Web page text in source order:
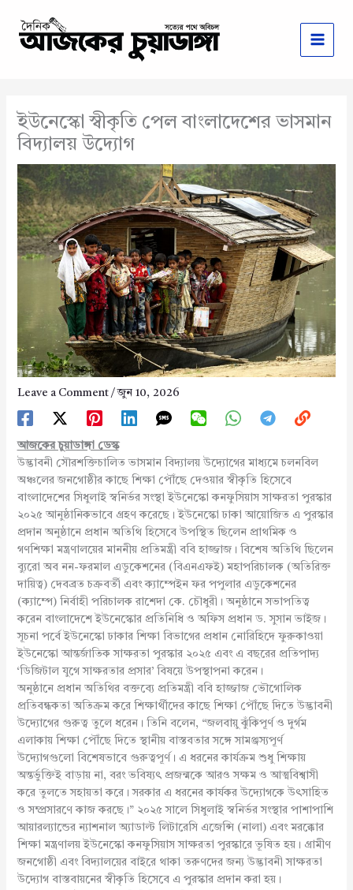
content
ইউনেস্কো স্বীকৃতি পেল বাংলাদেশের ভাসমান
বিদ্যালয় উদ্যোগ
Leave a Comment /জুন 10, 2026
আজকের চুয়াডাঙ্গা ডেস্ক
উদ্ভাবনী সৌরশক্তিচালিত ভাসমান বিদ্যালয় উদ্যোগের মাধ্যমে চলনবিল
অঞ্চলের জনগোষ্ঠীর কাছে শিক্ষা পৌঁছে দেওয়ার স্বীকৃতি হিসেবে
বাংলাদেশের সিধুলাই স্বনির্ভর সংস্থা ইউনেস্কো কনফুসিয়াস সাক্ষরতা পুরস্কার
২০২৫ আনুষ্ঠানিকভাবে গ্রহণ করেছে। ইউনেস্কো ঢাকা আয়োজিত এ পুরস্কার
প্রদান অনুষ্ঠানে প্রধান অতিথি হিসেবে উপস্থিত ছিলেন প্রাথমিক ও
গণশিক্ষা মন্ত্রণালয়ের মাননীয় প্রতিমন্ত্রী ববি হাজ্জাজ। বিশেষ অতিথি ছিলেন
ব্যুরো অব নন-ফরমাল এডুকেশনের (বিএনএফই) মহাপরিচালক (অতিরিক্ত
দায়িত্ব) দেবব্রত চক্রবর্তী এবং ক্যাম্পেইন ফর পপুলার এডুকেশনের
(ক্যাম্পে) নির্বাহী পরিচালক রাশেদা কে. চৌধুরী। অনুষ্ঠানে সভাপতিত্ব
করেন বাংলাদেশে ইউনেস্কোর প্রতিনিধি ও অফিস প্রধান ড. সুসান ভাইজ।
সূচনা পর্বে ইউনেস্কো ঢাকার শিক্ষা বিভাগের প্রধান নোরিহিদে ফুরুকাওয়া
ইউনেস্কো আন্তর্জাতিক সাক্ষরতা পুরস্কার ২০২৫ এবং এ বছরের প্রতিপাদ্য
‘ডিজিটাল যুগে সাক্ষরতার প্রসার’ বিষয়ে উপস্থাপনা করেন।
অনুষ্ঠানে প্রধান অতিথির বক্তব্যে প্রতিমন্ত্রী ববি হাজ্জাজ ভৌগোলিক
প্রতিবন্ধকতা অতিক্রম করে শিক্ষার্থীদের কাছে শিক্ষা পৌঁছে দিতে উদ্ভাবনী
উদ্যোগের গুরুত্ব তুলে ধরেন। তিনি বলেন, “জলবায়ু ঝুঁকিপূর্ণ ও দুর্গম
এলাকায় শিক্ষা পৌঁছে দিতে স্থানীয় বাস্তবতার সঙ্গে সামঞ্জস্যপূর্ণ
উদ্যোগগুলো বিশেষভাবে গুরুত্বপূর্ণ। এ ধরনের কার্যক্রম শুধু শিক্ষায়
অন্তর্ভুক্তিই বাড়ায় না, বরং ভবিষ্যৎ প্রজন্মকে আরও সক্ষম ও আত্মবিশ্বাসী
করে তুলতে সহায়তা করে। সরকার এ ধরনের কার্যকর উদ্যোগকে উৎসাহিত
ও সম্প্রসারণে কাজ করছে।” ২০২৫ সালে সিধুলাই স্বনির্ভর সংস্থার পাশাপাশি
আয়ারল্যান্ডের ন্যাশনাল অ্যাডাল্ট লিটারেসি এজেন্সি (নালা) এবং মরক্কোর
শিক্ষা মন্ত্রণালয় ইউনেস্কো কনফুসিয়াস সাক্ষরতা পুরস্কারে ভূষিত হয়। গ্রামীণ
জনগোষ্ঠী এবং বিদ্যালয়ের বাইরে থাকা তরুণদের জন্য উদ্ভাবনী সাক্ষরতা
উদ্যোগ বাস্তবায়নের স্বীকৃতি হিসেবে এ পুরস্কার প্রদান করা হয়।